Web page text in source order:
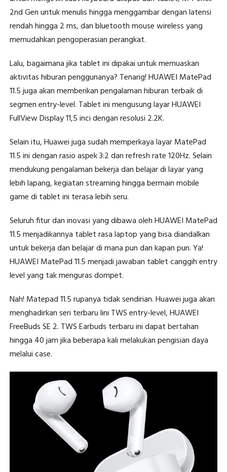
2nd Gen untuk menulis hingga menggambar dengan latensi
rendah hingga 2 ms, dan bluetooth mouse wireless yang
memudahkan pengoperasian perangkat.
Lalu, bagaimana jika tablet ini dipakai untuk memuaskan
aktivitas hiburan penggunanya? Tenang! HUAWEI MatePad
11.5 juga akan memberikan pengalaman hiburan terbaik di
segmen entry-level. Tablet ini mengusung layar HUAWEI
FullView Display 11,5 inci dengan resolusi 2.2K.
Selain itu, Huawei juga sudah memperkaya layar MatePad
11.5 ini dengan rasio aspek 3:2 dan refresh rate 120Hz. Selain
mendukung pengalaman bekerja dan belajar di layar yang
lebih lapang, kegiatan streaming hingga bermain mobile
game di tablet ini terasa lebih seru.
Seluruh fitur dan inovasi yang dibawa oleh HUAWEI MatePad
11.5 menjadikannya tablet rasa laptop yang bisa diandalkan
untuk bekerja dan belajar di mana pun dan kapan pun. Ya!
HUAWEI MatePad 11.5 menjadi jawaban tablet canggih entry
level yang tak menguras dompet.
Nah! Matepad 11.5 rupanya tidak sendirian. Huawei juga akan
menghadirkan seri terbaru lini TWS entry-level, HUAWEI
FreeBuds SE 2. TWS Earbuds terbaru ini dapat bertahan
hingga 40 jam jika beberapa kali melakukan pengisian daya
melalui case.